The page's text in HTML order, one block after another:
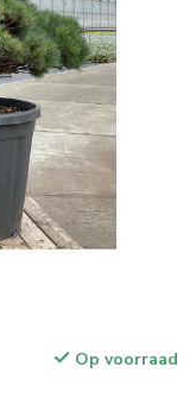
Op voorraad